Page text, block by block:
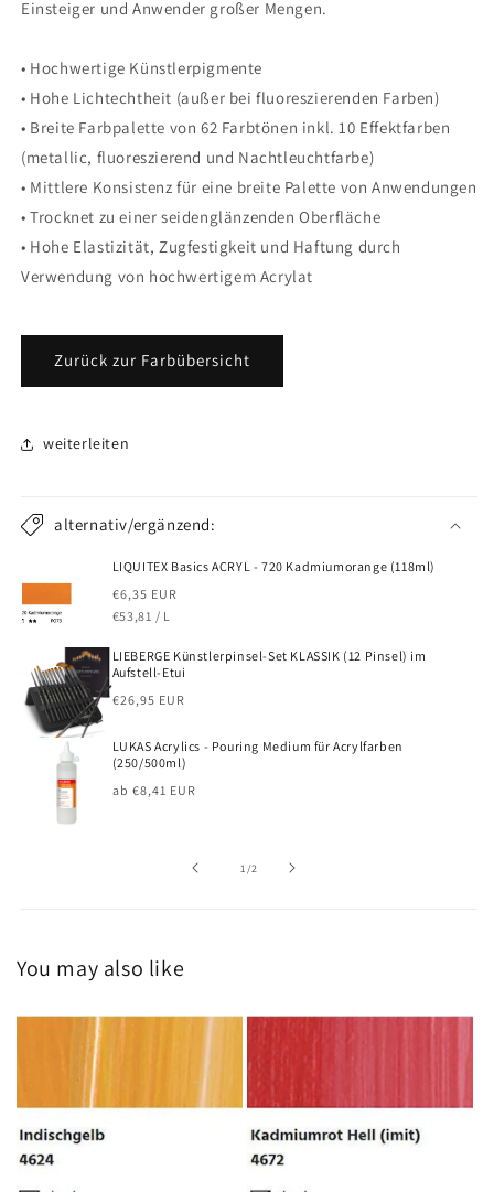
Einsteiger und Anwender großer Mengen.
• Hochwertige Künstlerpigmente
• Hohe Lichtechtheit (außer bei fluoreszierenden Farben)
• Breite Farbpalette von 62 Farbtönen inkl. 10 Effektfarben
(metallic, fluoreszierend und Nachtleuchtfarbe)
• Mittlere Konsistenz für eine breite Palette von Anwendungen
• Trocknet zu einer seidenglänzenden Oberfläche
• Hohe Elastizität, Zugfestigkeit und Haftung durch
Verwendung von hochwertigem Acrylat
Zurück zur Farbübersicht
weiterleiten
alternativ/ergänzend:
LIQUITEX Basics ACRYL - 720 Kadmiumorange (118ml)
Normaler
Preis
€6,35 EUR
GRUNDPREIS
€53,81 / PRO
L
LIEBERGE Künstlerpinsel-Set KLASSIK (12 Pinsel) im
Aufstell-Etui
Normaler
€26,95 EUR
LUKAS Acrylics - Pouring Medium für Acrylfarben
(250/500ml)
Normaler
ab €8,41 EUR
1/von
2
You may also like